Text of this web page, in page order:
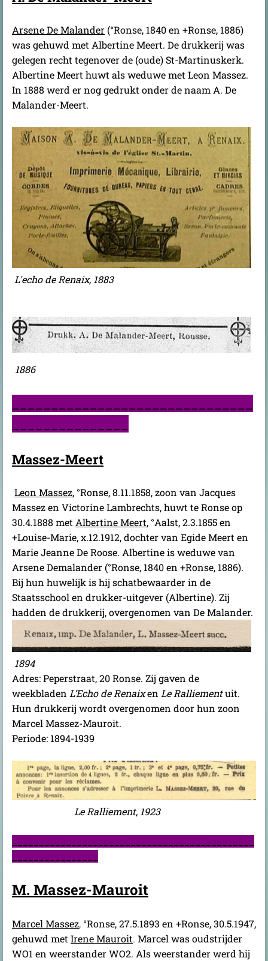
Arsene De Malander(°Ronse, 1840 en +Ronse, 1886)
was gehuwd met Albertine Meert. De drukkerij was
gelegen recht tegenover de (oude) St-Martinuskerk.
Albertine Meert huwt als weduwe met Leon Massez.
In 1888 werd er nog gedrukt onder de naam A. De
Malander-Meert.
L'echo de Renaix, 1883
1886
Massez-Meert
Leon Massez, °Ronse, 8.11.1858, zoon van Jacques
Massez en Victorine Lambrechts, huwt te Ronse op
30.4.1888 metAlbertine Meert, °Aalst, 2.3.1855 en
+Louise-Marie, x.12.1912, dochter van Egide Meert en
Marie Jeanne De Roose. Albertine is weduwe van
Arsene Demalander (°Ronse, 1840 en +Ronse, 1886).
Bij hun huwelijk is hij schatbewaarder in de
Staatsschool en drukker-uitgever (Albertine). Zij
hadden de drukkerij, overgenomen van De Malander.
1894
Adres: Peperstraat, 20 Ronse. Zij gaven de
weekbladen L’Echo de Renaixen Le Ralliementuit.
Hun drukkerij wordt overgenomen door hun zoon
Marcel Massez-Mauroit.
Periode: 1894-1939
Le Ralliement, 1923
M. Massez-Mauroit
Marcel Massez, °Ronse, 27.5.1893 en +Ronse, 30.5.1947,
gehuwd met Irene Mauroit. Marcel was oudstrijder
WO1 en weerstander WO2. Als weerstander werd hij